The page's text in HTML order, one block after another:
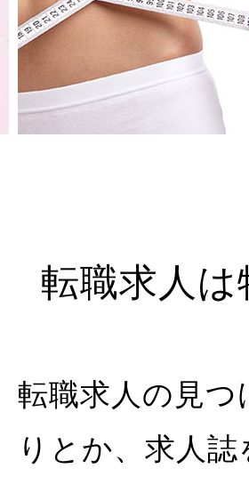
転職求人
転職求人の見
りとか、求人